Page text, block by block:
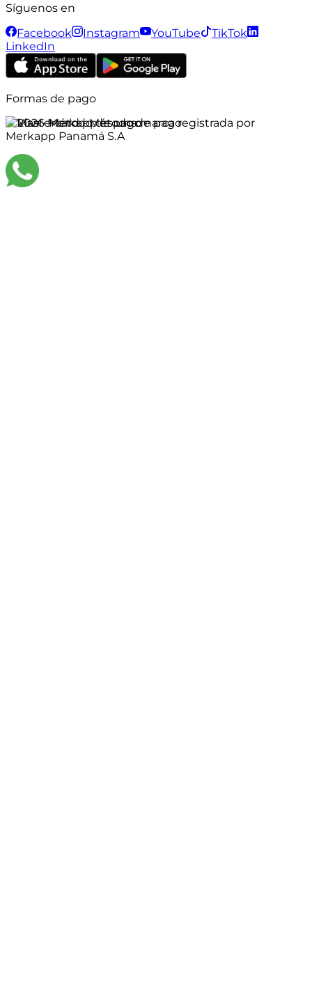
Síguenos en
Facebook
Instagram YouTube
TikTok
LinkedIn
Formas de pago
©2026Merkapp es una marca registrada por
Merkapp Panamá S.A